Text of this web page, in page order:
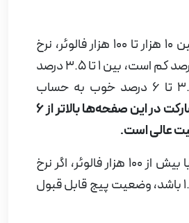
برای صفحه‌های بین 10 هزار تا 100 هزار فالوئر، نرخ
مشارکت زیر یک درصد کم است، بین 1 تا 3.5 درصد
متوسط و بین 3.5 تا 6 درصد خوب به حساب
اگر نرخ مشارکت در این صفحه‌ها بالاتر از 6
عالی است.
برای صفحه‌هایی با بیش از 100 هزار فالوئر، اگر نرخ
مشارکت بالاتر از 1.5 باشد، وضعیت پیج قابل قبول